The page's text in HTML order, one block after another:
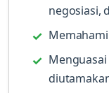
negosiasi,